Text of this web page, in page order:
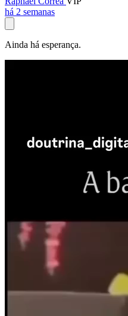
há 2 semanas
Ainda há esperança.